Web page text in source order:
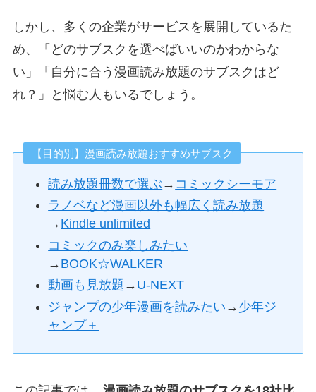
しかし、多くの企業がサービスを展開しているた
め、「どのサブスクを選べばいいのかわからな
い」「自分に合う漫画読み放題のサブスクはど
れ？」と悩む人もいるでしょう。
【目的別】漫画読み放題おすすめサブスク
読み放題冊数で選ぶ → コミックシーモア
ラノベなど漫画以外も幅広く読み放題
→ Kindle unlimited
コミックのみ楽しみたい
→ BOOK☆WALKER
動画も見放題 → U-NEXT
ジャンプの少年漫画を読みたい → 少年ジ
ャンプ＋